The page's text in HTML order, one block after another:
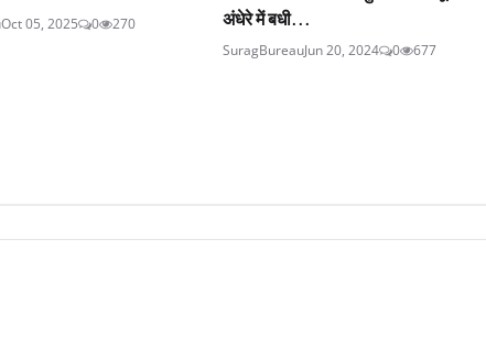
Oct 05, 2025 0 270
अंधेरे में बधी...
SuragBureauJun 20, 2024 0 677